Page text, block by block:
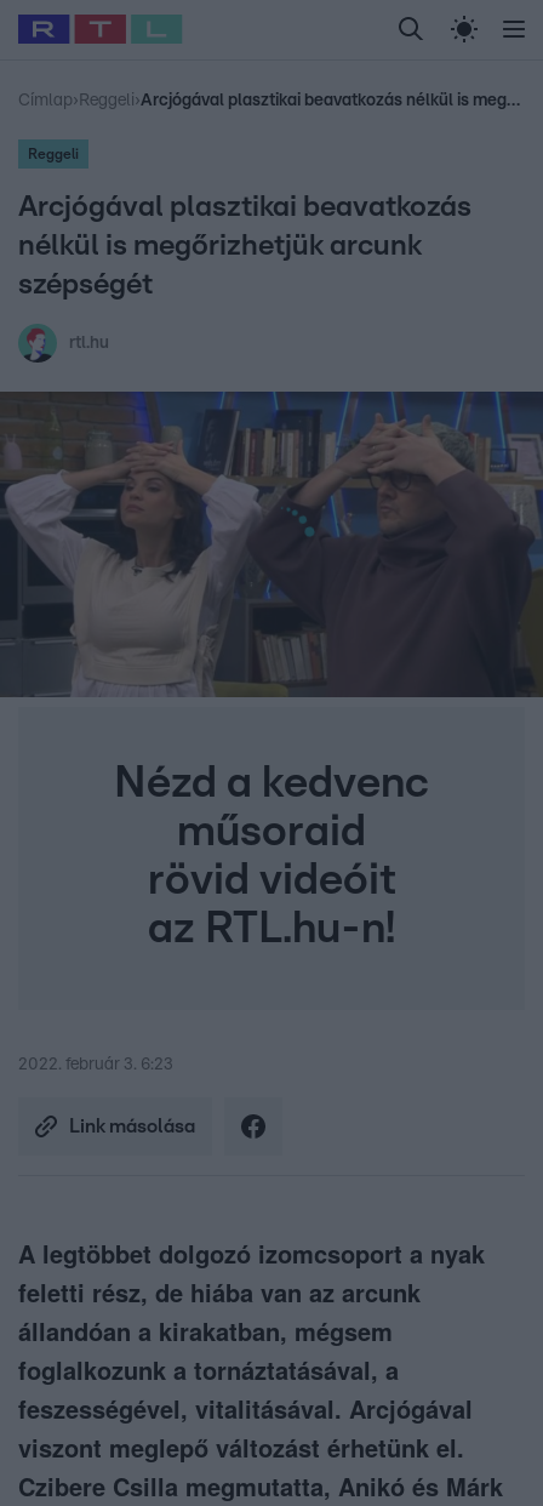
Legfrissebb RTL Híradó Randi Celeb vagyok,
Babits Marcella Most Wanted Gallusz
Címlap› Reggeli› Arcjógával plasztikai beavatkozás nélkül is megőrizhetjük arcunk szépségét
Reggeli
Arcjógával plasztikai beavatkozás
nélkül is megőrizhetjük arcunk
szépségét
rtl.hu
Nézd a kedvenc
műsoraid
rövid videóit
az RTL.hu-n!
2022. február 3. 6:23
Link másolása
A legtöbbet dolgozó izomcsoport a nyak
feletti rész, de hiába van az arcunk
állandóan a kirakatban, mégsem
foglalkozunk a tornáztatásával, a
feszességével, vitalitásával. Arcjógával
viszont meglepő változást érhetünk el.
Czibere Csilla megmutatta, Anikó és Márk